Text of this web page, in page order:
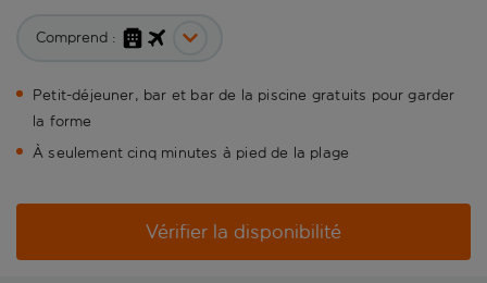
Comprend :
Petit-déjeuner, bar et bar de la piscine gratuits pour garder
la forme
À seulement cinq minutes à pied de la plage
Vérifier la disponibilité